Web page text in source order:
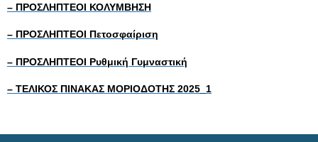
– ΠΡΟΣΛΗΠΤΕΟΙ ΚΟΛΥΜΒΗΣΗ
– ΠΡΟΣΛΗΠΤΕΟΙ Πετοσφαίριση
– ΠΡΟΣΛΗΠΤΕΟΙ Ρυθμική Γυμναστική
– ΤΕΛΙΚΟΣ ΠΙΝΑΚΑΣ ΜΟΡΙΟΔΟΤΗΣ 2025_1